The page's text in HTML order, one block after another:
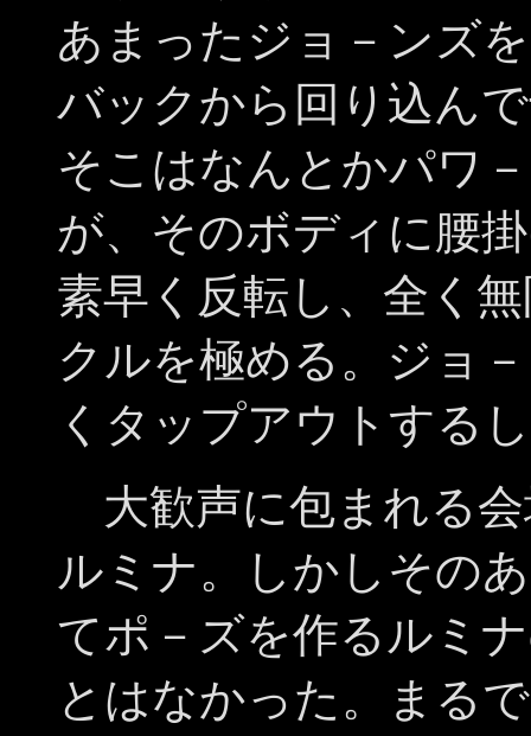
あまったジョ－ンズ
バックから回り込ん
そこはなんとかパワ
が、そのボディに腰
素早く反転し、全く
クルを極める。ジョ
くタップアウトする
大歓声に包まれる
ルミナ。しかしその
てポ－ズを作るルミ
とはなかった。まる